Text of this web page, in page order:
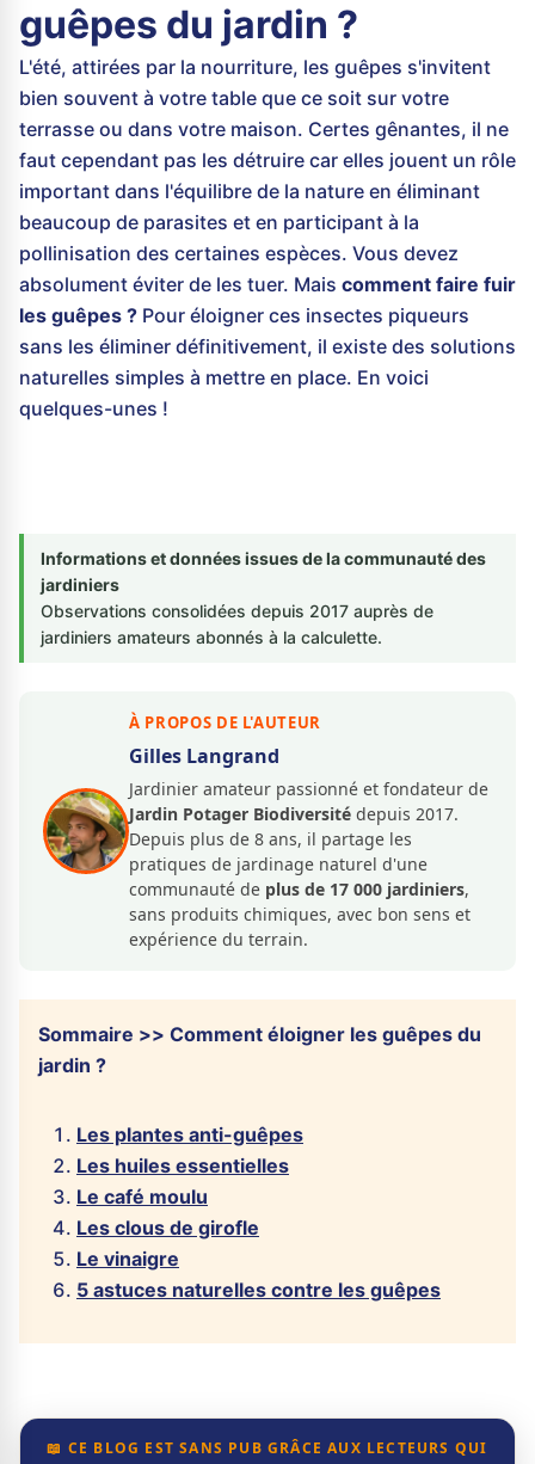
guêpes du jardin ?
L'été, attirées par la nourriture, les guêpes s'invitent
bien souvent à votre table que ce soit sur votre
terrasse ou dans votre maison. Certes gênantes, il ne
faut cependant pas les détruire car elles jouent un rôle
important dans l'équilibre de la nature en éliminant
beaucoup de parasites et en participant à la
pollinisation des certaines espèces. Vous devez
absolument éviter de les tuer. Mais comment faire fuir
les guêpes ? Pour éloigner ces insectes piqueurs
sans les éliminer définitivement, il existe des solutions
naturelles simples à mettre en place. En voici
quelques-unes !
Informations et données issues de la communauté des
jardiniers
Observations consolidées depuis 2017 auprès de
jardiniers amateurs abonnés à la calculette.
À PROPOS DE L'AUTEUR
Gilles Langrand
Jardinier amateur passionné et fondateur de
Jardin Potager Biodiversité depuis 2017.
Depuis plus de 8 ans, il partage les
pratiques de jardinage naturel d'une
communauté de plus de 17 000 jardiniers,
sans produits chimiques, avec bon sens et
expérience du terrain.
Sommaire >> Comment éloigner les guêpes du
jardin ?
Les plantes anti-guêpes
Les huiles essentielles
Le café moulu
Les clous de girofle
Le vinaigre
5 astuces naturelles contre les guêpes
📖 CE BLOG EST SANS PUB GRÂCE AUX LECTEURS QUI